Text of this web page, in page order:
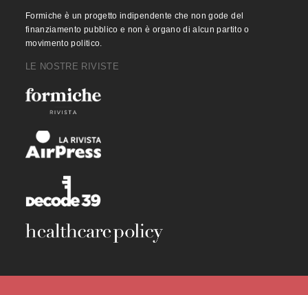
Formiche è un progetto indipendente che non gode del
finanziamento pubblico e non è organo di alcun partito o
movimento politico.
LE NOSTRE RIVISTE